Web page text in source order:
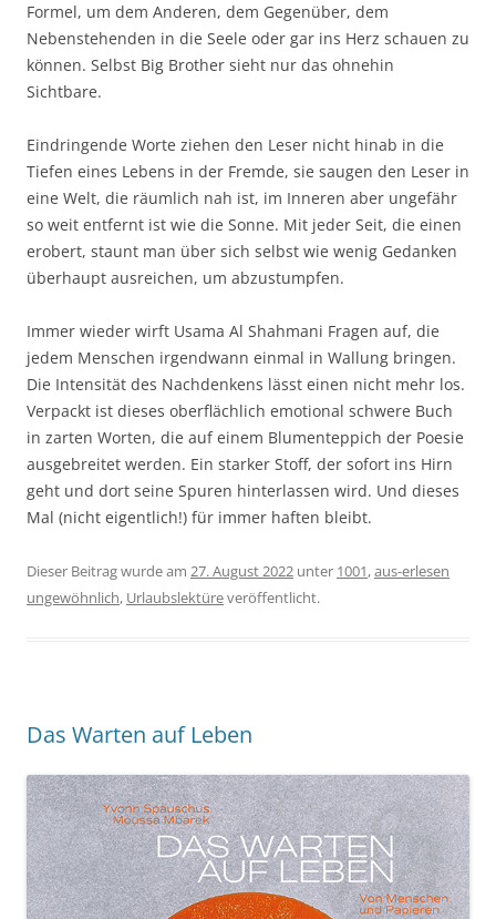
Formel, um dem Anderen, dem Gegenüber, dem
Nebenstehenden in die Seele oder gar ins Herz schauen zu
können. Selbst Big Brother sieht nur das ohnehin
Sichtbare.
Eindringende Worte ziehen den Leser nicht hinab in die
Tiefen eines Lebens in der Fremde, sie saugen den Leser in
eine Welt, die räumlich nah ist, im Inneren aber ungefähr
so weit entfernt ist wie die Sonne. Mit jeder Seit, die einen
erobert, staunt man über sich selbst wie wenig Gedanken
überhaupt ausreichen, um abzustumpfen.
Immer wieder wirft Usama Al Shahmani Fragen auf, die
jedem Menschen irgendwann einmal in Wallung bringen.
Die Intensität des Nachdenkens lässt einen nicht mehr los.
Verpackt ist dieses oberflächlich emotional schwere Buch
in zarten Worten, die auf einem Blumenteppich der Poesie
ausgebreitet werden. Ein starker Stoff, der sofort ins Hirn
geht und dort seine Spuren hinterlassen wird. Und dieses
Mal (nicht eigentlich!) für immer haften bleibt.
Dieser Beitrag wurde am 27. August 2022 unter 1001,aus-erlesen
ungewöhnlich, Urlaubslektüreveröffentlicht.
Das Warten auf Leben